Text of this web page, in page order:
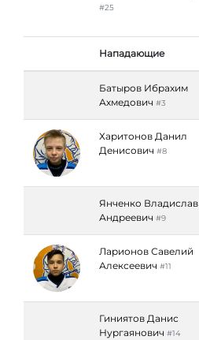
#25
Нападающие
Батыров Ибрахим
Ахмедович #3
Харитонов Данил
Денисович #8
Янченко Владислав
Андреевич #9
Ларионов Савелий
Алексеевич #11
Гиниятов Данис
Нургаянович #14